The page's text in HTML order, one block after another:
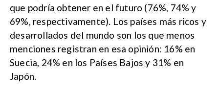
que podría obtener en el futuro (76%, 74% y
69%, respectivamente). Los países más ricos y
desarrollados del mundo son los que menos
menciones registran en esa opinión: 16% en
Suecia, 24% en los Países Bajos y 31% en
Japón.